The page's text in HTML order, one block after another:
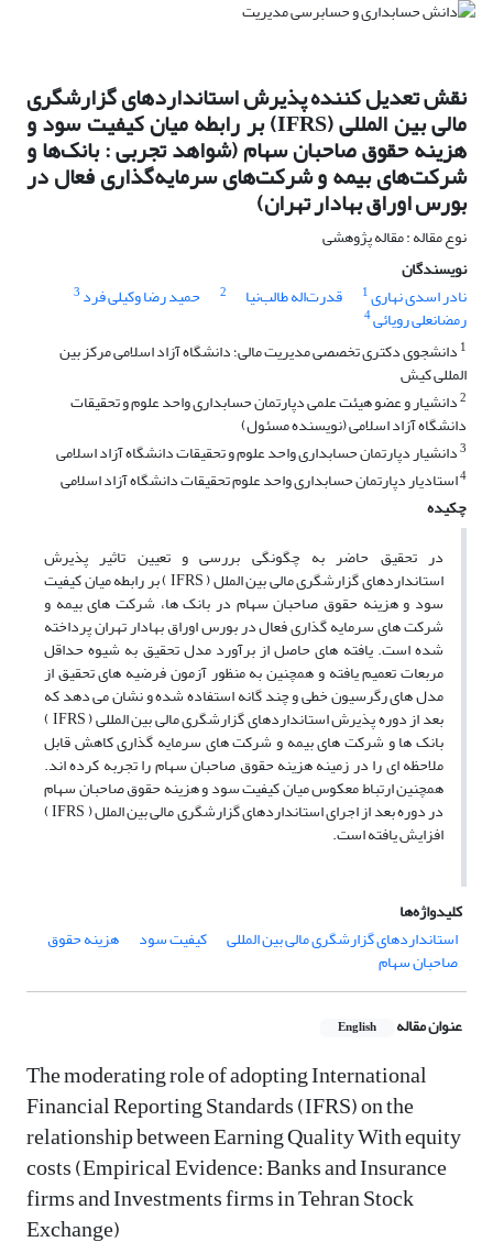
نقش تعدیل کننده پذیرش استانداردهای گزارشگری
مالی بین المللی (IFRS) بر رابطه میان کیفیت سود و
هزینه حقوق صاحبان سهام (شواهد تجربی : بانک‌ها و
شرکت‌های بیمه و شرکت‌های سرمایه‌گذاری فعال در
بورس اوراق بهادار تهران)
نوع مقاله : مقاله پژوهشی
نویسندگان
نادر اسدی نهاری1 قدرت‌اله طالب‌نیا 2 حمید رضا وکیلی فرد 3
رمضانعلی رویائی4
1 دانشجوی دکتری تخصصی مدیریت مالی؛ دانشگاه آزاد اسلامی مرکز بین
المللی کیش
2دانشیار و عضو هیئت علمی دپارتمان حسابداری واحد علوم و تحقیقات
دانشگاه آزاد اسلامی (نویسنده مسئول)
3دانشیار دپارتمان حسابداری واحد علوم و تحقیقات دانشگاه آزاد اسلامی
4استادیار دپارتمان حسابداری واحد علوم تحقیقات دانشگاه آزاد اسلامی
چکیده
در تحقیق حاضر به چگونگی بررسی و تعیین تاثیر پذیرش
استانداردهای گزارشگری مالی بین الملل ( IFRS ) بر رابطه میان کیفیت
سود و هزینه حقوق صاحبان سهام در بانک ها، شرکت های بیمه و
شرکت های سرمایه گذاری فعال در بورس اوراق بهادار تهران پرداخته
شده است. یافته های حاصل از برآورد مدل تحقیق به شیوه حداقل
مربعات تعمیم یافته و همچنین به منظور آزمون فرضیه های تحقیق از
مدل های رگرسیون خطی و چند گانه استفاده شده و نشان می دهد که
بعد از دوره پذیرش استانداردهای گزارشگری مالی بین المللی ( IFRS )
بانک ها و شرکت های بیمه و شرکت های سرمایه گذاری کاهش قابل
ملاحظه ای را در زمینه هزینه حقوق صاحبان سهام را تجربه کرده اند.
همچنین ارتباط معکوس میان کیفیت سود و هزینه حقوق صاحبان سهام
در دوره بعد از اجرای استانداردهای گزارشگری مالی بین الملل ( IFRS )
افزایش یافته است.
کلیدواژه‌ها
استانداردهای گزارشگری مالی بین المللی
کیفیت سود هزینه حقوق
صاحبان سهام
عنوان مقاله English
The moderating role of adopting International
Financial Reporting Standards (IFRS) on the
relationship between Earning Quality With equity
costs (Empirical Evidence: Banks and Insurance
firms and Investments firms in Tehran Stock
Exchange)